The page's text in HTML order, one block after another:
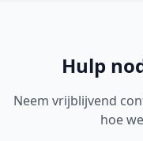
Hulp
Neem vrijblijvend
hoe